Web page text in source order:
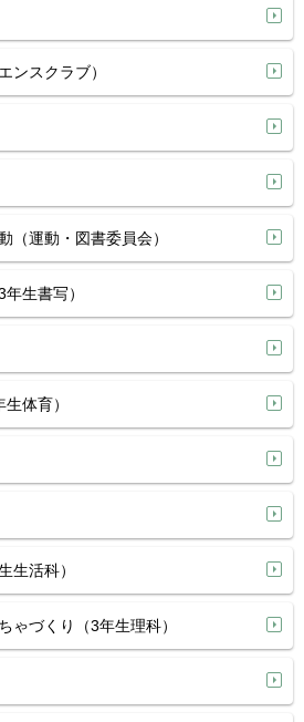
ンスクラブ）
（運動・図書委員会）
生書写）
体育）
生活科）
ゃづくり（3年生理科）